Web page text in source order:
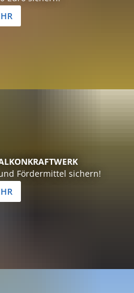
Fördermittel sichern!